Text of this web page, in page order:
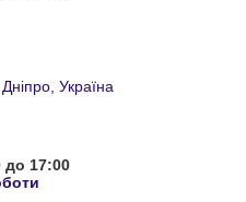
Україна
до 17:00